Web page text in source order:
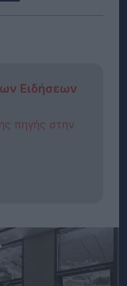
Ειδήσεων
πηγής στην